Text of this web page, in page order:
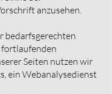
anzusehen.
bedarfsgerechten
Seiten nutzen wir
ein Webanalysedienst